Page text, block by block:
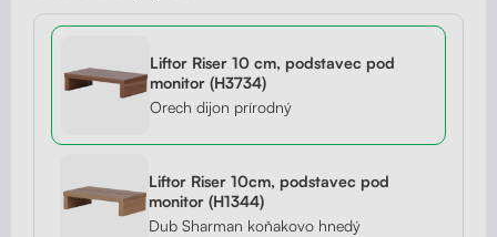
Liftor Riser 10 cm, podstavec pod
monitor (H3734)
Orech dijon prírodný
Liftor Riser 10cm, podstavec pod
monitor (H1344)
Dub Sharman koňakovo hnedý